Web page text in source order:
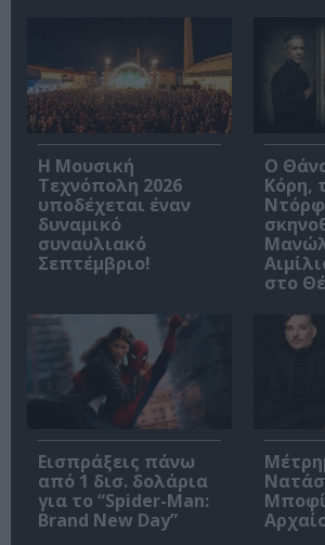
Η Μουσική
Τεχνόπολη 2026
υποδέχεται έναν
δυναμικό
συναυλιακό
Σεπτέμβριο!
Ο
Κόρη,
στο
Εισπράξεις πάνω
από 1 δισ. δολάρια
για το “Spider-Man:
Brand New Day”